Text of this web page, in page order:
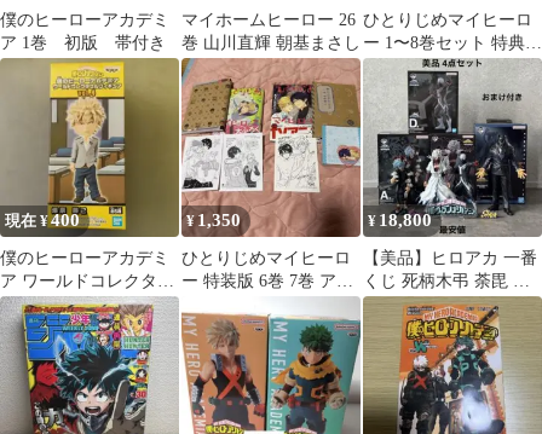
僕のヒーローアカデミ
ア 1巻 初版 帯付き
マイホームヒーロー 26
巻 山川直輝 朝基まさし
ひとりじめマイヒーロ
ー 1〜8巻セット 特典付
き
現在 ¥400
僕のヒーローアカデミ
ア ワールドコレクタブ
ルフィギュア vol.4 爆
豪勝己
¥ 1,350
ひとりじめマイヒーロ
ー 特装版 6巻 7巻 アニ
¥ 18,800
【美品】ヒロアカ 一番
くじ 死柄木弔 荼毘 ト
ゥワイス オールフォー
ワン おまけ